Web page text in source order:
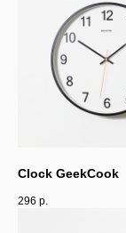
Clock GeekCook
296 р.